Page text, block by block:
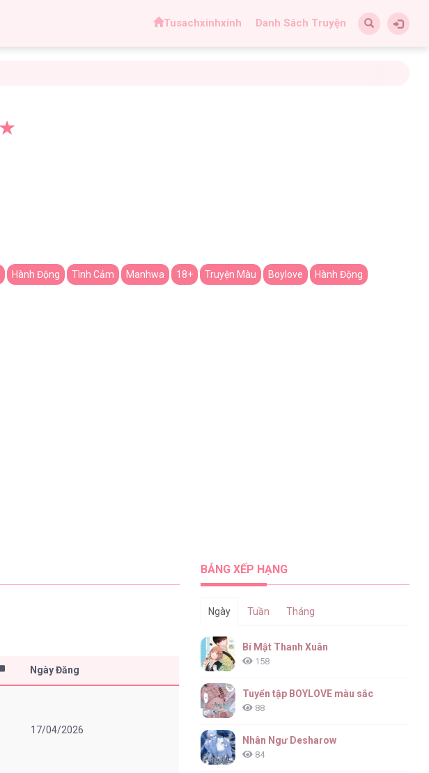
Tusachxinhxinh Danh Sách Truyện
Hành Động Tình Cảm Manhwa 18+ Truyện Màu Boylove Hành Động
Ngày Đăng
17/04/2026
BẢNG XẾP HẠNG
Ngày Tuần Tháng
Bí Mật Thanh Xuân
158
Tuyển tập BOYLOVE màu sắc
88
Nhân Ngư Desharow
84